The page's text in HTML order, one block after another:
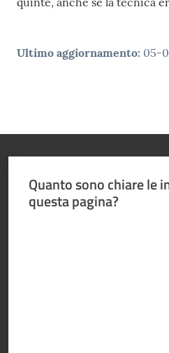
Ultimo aggiornamento: 05-
Quanto sono chiare le
questa pagina?